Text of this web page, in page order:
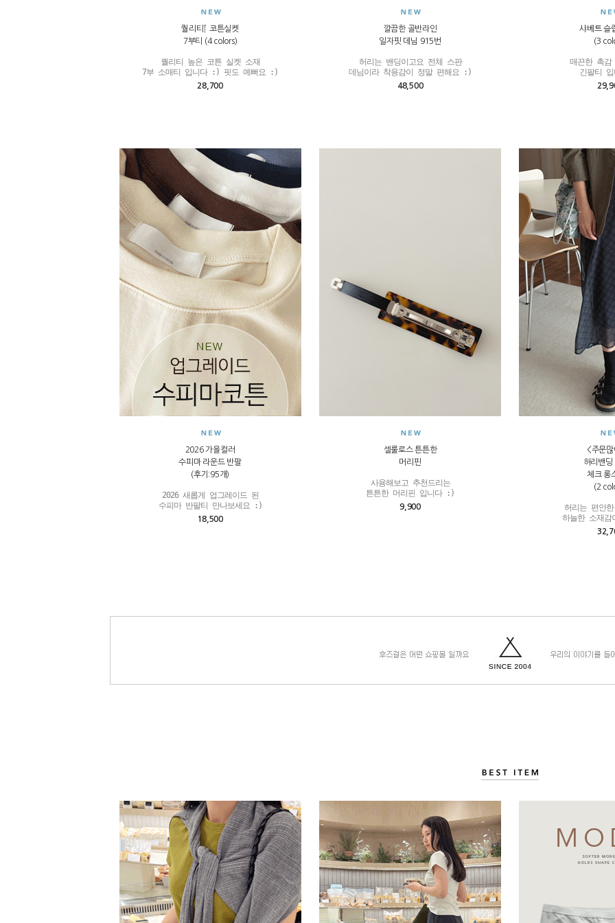
퀄리티↑ 코튼실켓
7부티 (4 colors)
퀄리티 높은 코튼 실켓 소재
7부 소매티 입니다 :) 핏도 예뻐요 :)
28,700
깔끔한 골반라인
일자핏 데님 915번
허리는 밴딩이고요 전체 스판
데님이라 착용감이 정말 편해요 :)
48,500
샤베트 슬
(3
매끈한 촉감
긴팔티
2026 가을컬러
수피마 라운드 반팔
(후기:95개)
2026 새롭게 업그레이드 된
수피마 반팔티 만나보세요 :)
18,500
셀룰로스 튼튼한
머리핀
사용해보고 추천드리는
튼튼한 머리핀 입니다 :)
9,900
<주문
허리밴딩
체크 롱
(2
허리는 편안
하늘한 소재